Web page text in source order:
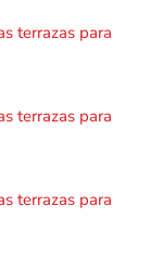
terrazas para
terrazas para
terrazas para